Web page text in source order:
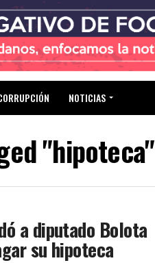
NOTICIAS
"hipoteca"
a diputado Bolota
su hipoteca